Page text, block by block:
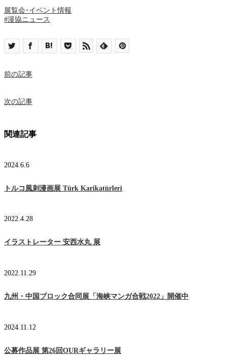
展覧会･イベント情報
#漫協ニュース
前の記事
次の記事
関連記事
2024.6.6
トルコ風刺漫画展 Türk Karikatürleri
2022.4.28
イラストレーター 安西水丸 展
2022.11.29
九州・中国ブロック合同展「海峡マンガ合戦2022」開催中
2024.11.12
公募作品展 第26回OURギャラリー展